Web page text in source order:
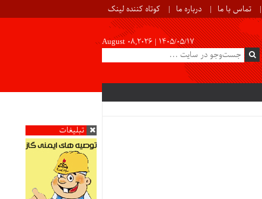
تماس با ما درباره ما کوتاه کننده لینک
August 08,2026 | ۱۴۰۵/۰۵/۱۷
تبلیغات